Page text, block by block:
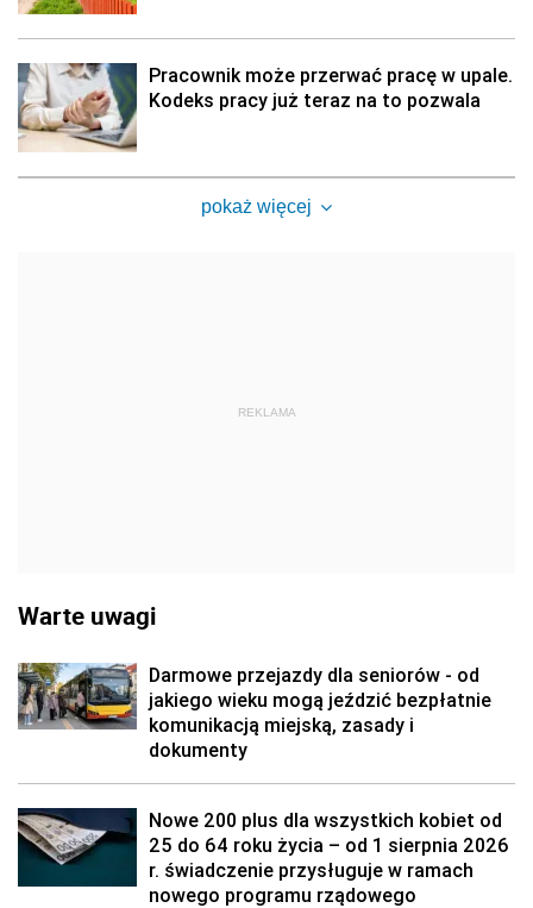
Pracownik może przerwać pracę w upale.
Kodeks pracy już teraz na to pozwala
pokaż więcej
REKLAMA
Warte uwagi
Darmowe przejazdy dla seniorów - od
jakiego wieku mogą jeździć bezpłatnie
komunikacją miejską, zasady i
dokumenty
Nowe 200 plus dla wszystkich kobiet od
25 do 64 roku życia – od 1 sierpnia 2026
r. świadczenie przysługuje w ramach
nowego programu rządowego